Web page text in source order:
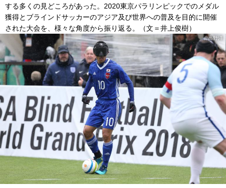
する多くの見どころがあった。2020東京パラリンピックでのメダル
獲得とブラインドサッカーのアジア及び世界への普及を目的に開催
された大会を、様々な角度から振り返る。（文＝井上俊樹）
©高野洋